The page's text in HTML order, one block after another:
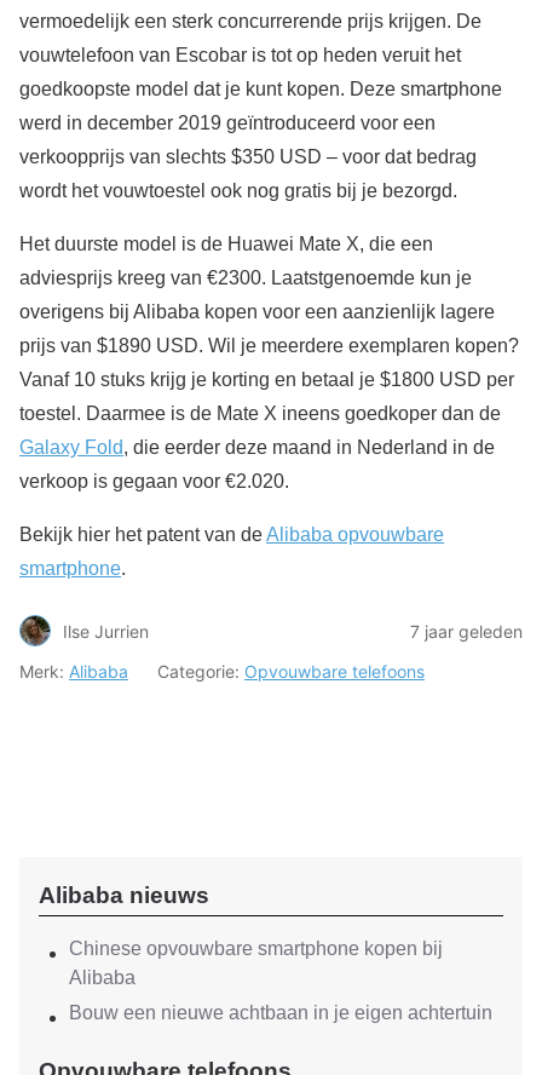
vermoedelijk een sterk concurrerende prijs krijgen. De
vouwtelefoon van Escobar is tot op heden veruit het
goedkoopste model dat je kunt kopen. Deze smartphone
werd in december 2019 geïntroduceerd voor een
verkoopprijs van slechts $350 USD – voor dat bedrag
wordt het vouwtoestel ook nog gratis bij je bezorgd.
Het duurste model is de Huawei Mate X, die een
adviesprijs kreeg van €2300. Laatstgenoemde kun je
overigens bij Alibaba kopen voor een aanzienlijk lagere
prijs van $1890 USD. Wil je meerdere exemplaren kopen?
Vanaf 10 stuks krijg je korting en betaal je $1800 USD per
toestel. Daarmee is de Mate X ineens goedkoper dan de
Galaxy Fold, die eerder deze maand in Nederland in de
verkoop is gegaan voor €2.020.
Bekijk hier het patent van deAlibaba opvouwbare
smartphone.
Ilse Jurrien
7 jaar geleden
Merk: Alibaba Categorie: Opvouwbare telefoons
Alibaba nieuws
Chinese opvouwbare smartphone kopen bij
Alibaba
Bouw een nieuwe achtbaan in je eigen achtertuin